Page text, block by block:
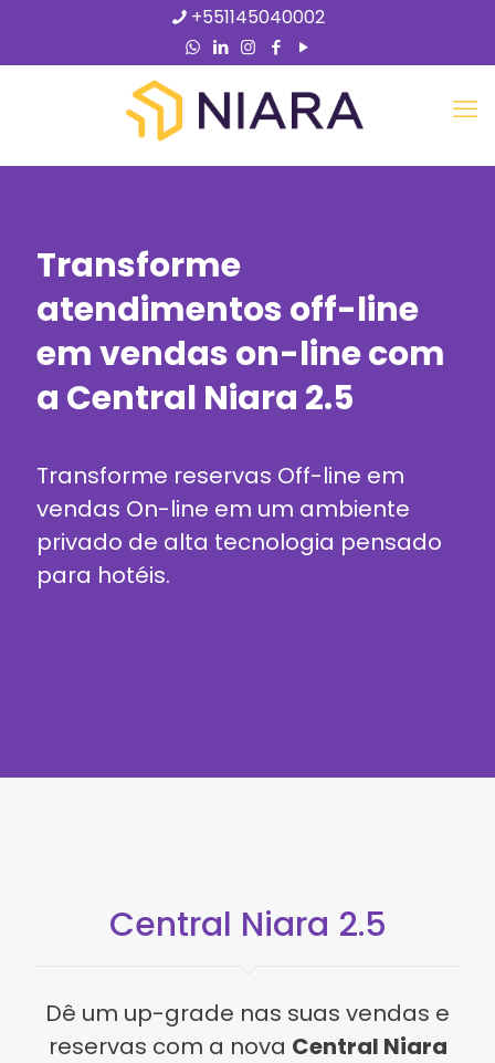
+551145040002
Transforme
atendimentos off-line
em vendas on-line com
a Central Niara 2.5
Transforme reservas Off-line em
vendas On-line em um ambiente
privado de alta tecnologia pensado
para hotéis.
Central Niara 2.5
Dê um up-grade nas suas vendas e
reservas com a nova Central Niara